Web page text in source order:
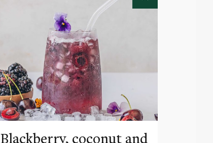
Blackberry, coconut and